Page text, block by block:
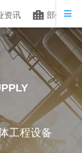
资讯 部分客户
工程设备